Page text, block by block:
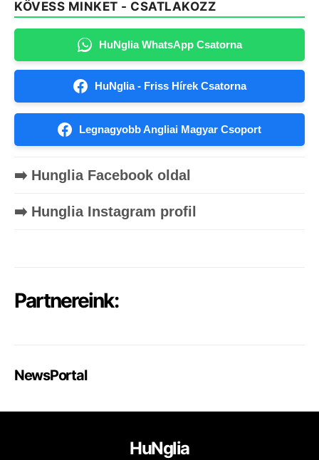
KÖVESS MINKET - CSATLAKOZZ
HuNglia WhatsApp Csatorna
HuNglia - Friss Hírek Csatorna
Legnagyobb Angliai Magyar Csoport
➡️ Hunglia Facebook oldal
➡️ Hunglia Instagram profil
Partnereink:
NewsPortal
HuNglia